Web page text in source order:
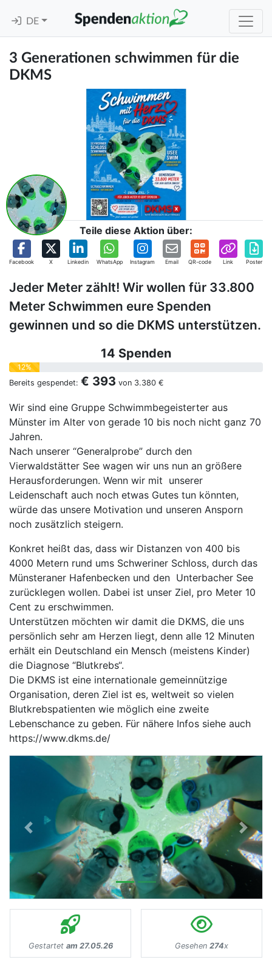
DE
3 Generationen schwimmen für die
DKMS
Teile diese Aktion über:
Facebook X Linkedin WhatsApp Instagram Email QR-code Link Poster
Jeder Meter zählt! Wir wollen für 33.800
Meter Schwimmen eure Spenden
gewinnen und so die DKMS unterstützen.
14 Spenden
12%
Bereits gespendet: € 393 von 3.380 €
Previous Next
Wir sind eine Gruppe Schwimmbegeisterter aus
Münster im Alter von gerade 10 bis noch nicht ganz 70
Jahren.
Nach unserer “Generalprobe” durch den
Vierwaldstätter See wagen wir uns nun an größere
Herausforderungen. Wenn wir mit unserer
Leidenschaft auch noch etwas Gutes tun könnten,
würde das unsere Motivation und unseren Ansporn
noch zusätzlich steigern.
Konkret heißt das, dass wir Distanzen von 400 bis
4000 Metern rund ums Schweriner Schloss, durch das
Münsteraner Hafenbecken und den Unterbacher See
zurücklegen wollen. Dabei ist unser Ziel, pro Meter 10
Cent zu erschwimmen.
Unterstützen möchten wir damit die DKMS, die uns
persönlich sehr am Herzen liegt, denn alle 12 Minuten
erhält ein Deutschland ein Mensch (meistens Kinder)
die Diagnose “Blutkrebs“.
Die DKMS ist eine internationale gemeinnützige
Organisation, deren Ziel ist es, weltweit so vielen
Blutkrebspatienten wie möglich eine zweite
Lebenschance zu geben. Für nähere Infos siehe auch
https://www.dkms.de/
Gestartet am 27.05.26 Gesehen 274x